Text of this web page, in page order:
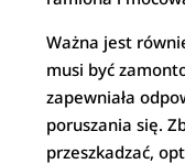
Ważna jest
musi być
zapewniała
poruszania się.
przeszkadzać,